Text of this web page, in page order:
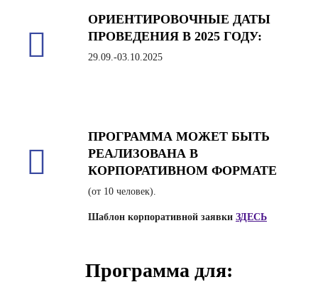
ОРИЕНТИРОВОЧНЫЕ ДАТЫ
ПРОВЕДЕНИЯ В 2025 ГОДУ:
29.09.-03.10.2025
ПРОГРАММА МОЖЕТ БЫТЬ
РЕАЛИЗОВАНА В
КОРПОРАТИВНОМ ФОРМАТЕ
(от 10 человек).
Шаблон корпоративной заявки ЗДЕСЬ
Программа для: